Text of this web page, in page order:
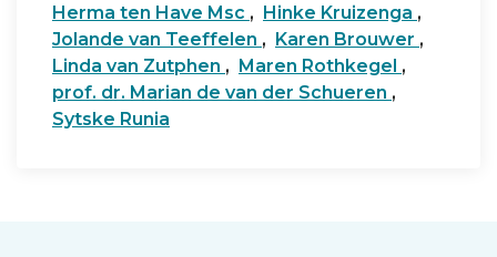
Herma ten Have Msc , Hinke Kruizenga ,
Jolande van Teeffelen , Karen Brouwer ,
Linda van Zutphen , Maren Rothkegel ,
prof. dr. Marian de van der Schueren ,
Sytske Runia